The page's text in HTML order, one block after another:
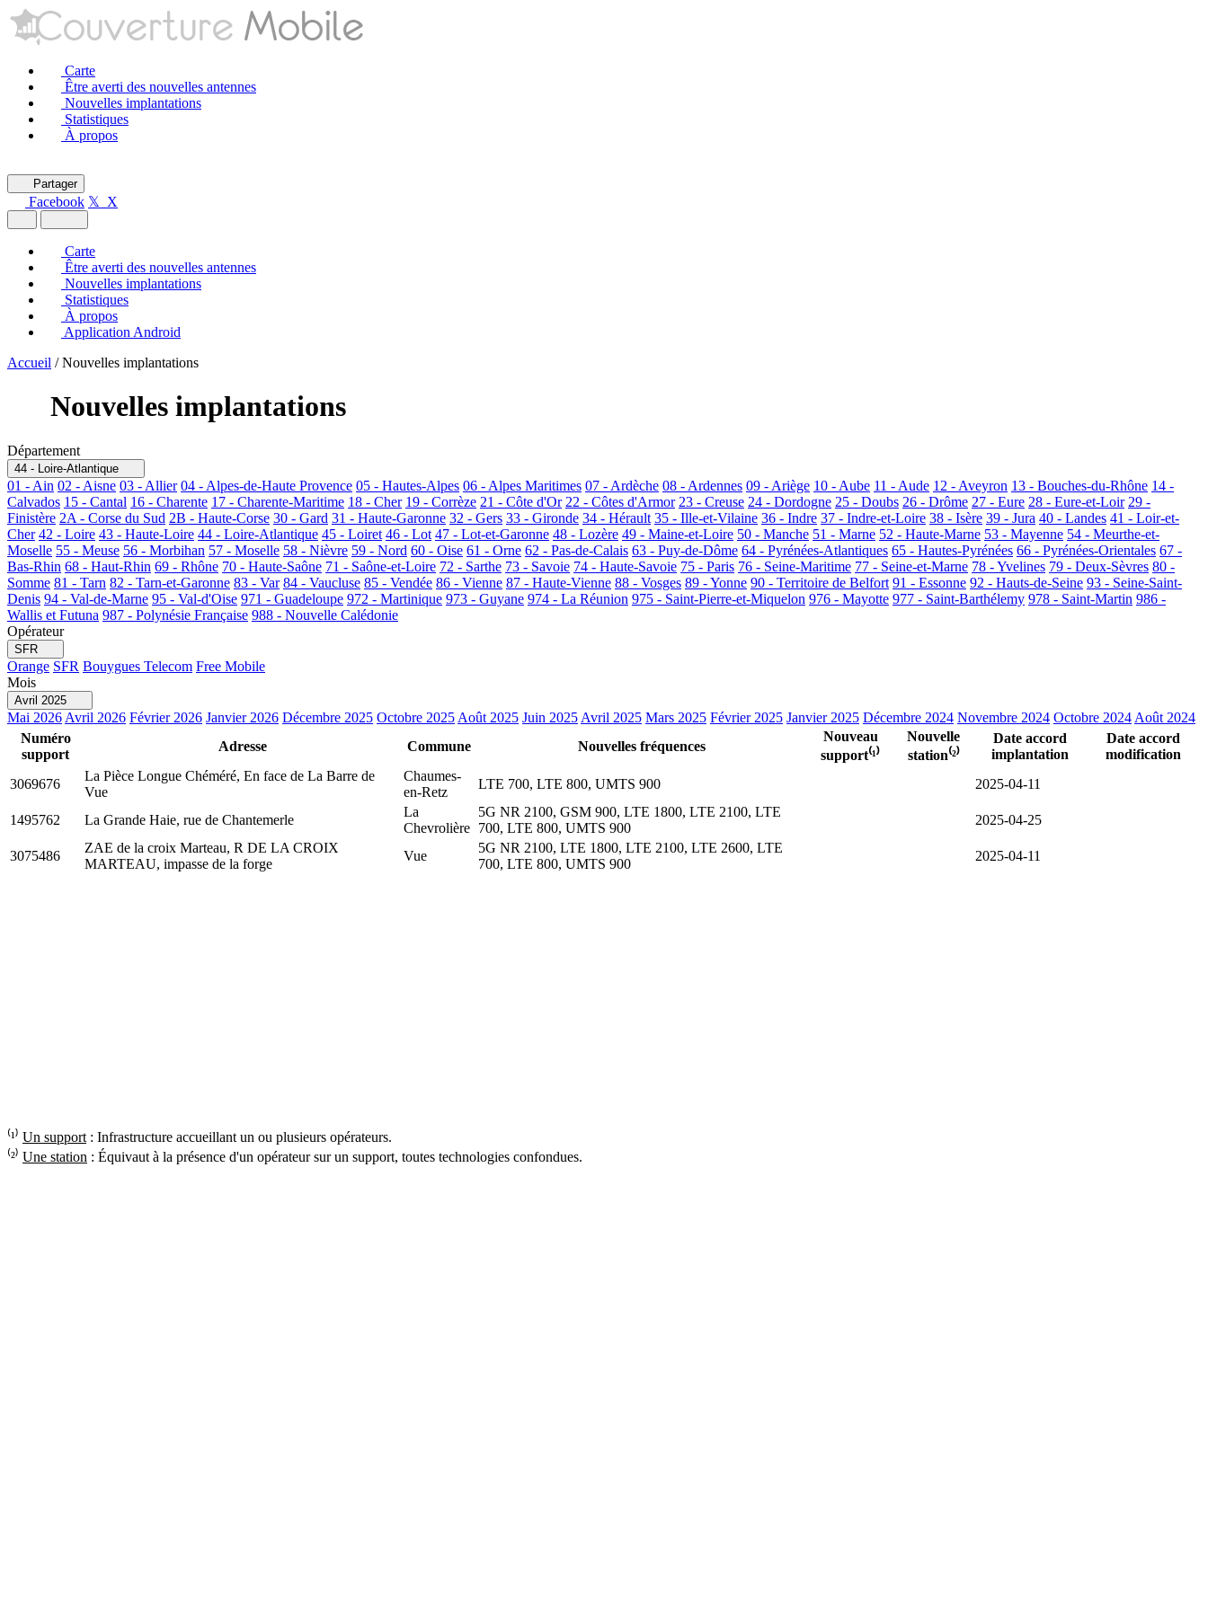
Carte
Être averti des nouvelles antennes
Nouvelles implantations
Statistiques
À propos
Partager
Facebook 𝕏 X
Carte
Être averti des nouvelles antennes
Nouvelles implantations
Statistiques
À propos
Application Android
Accueil / Nouvelles implantations
Nouvelles implantations
Département
44 - Loire-Atlantique
01 - Ain 02 - Aisne 03 - Allier 04 - Alpes-de-Haute Provence 05 - Hautes-Alpes 06 - Alpes Maritimes 07 - Ardèche 08 - Ardennes 09 - Ariège 10 - Aube 11 - Aude 12 - Aveyron 13 - Bouches-du-Rhône 14 -
Calvados 15 - Cantal 16 - Charente 17 - Charente-Maritime 18 - Cher 19 - Corrèze 21 - Côte d'Or 22 - Côtes d'Armor 23 - Creuse 24 - Dordogne 25 - Doubs 26 - Drôme 27 - Eure 28 - Eure-et-Loir 29 -
Finistère 2A - Corse du Sud 2B - Haute-Corse 30 - Gard 31 - Haute-Garonne 32 - Gers 33 - Gironde 34 - Hérault 35 - Ille-et-Vilaine 36 - Indre 37 - Indre-et-Loire 38 - Isère 39 - Jura 40 - Landes 41 - Loir-et-
Cher 42 - Loire 43 - Haute-Loire 44 - Loire-Atlantique 45 - Loiret 46 - Lot 47 - Lot-et-Garonne 48 - Lozère 49 - Maine-et-Loire 50 - Manche 51 - Marne 52 - Haute-Marne 53 - Mayenne 54 - Meurthe-et-
Moselle 55 - Meuse 56 - Morbihan 57 - Moselle 58 - Nièvre 59 - Nord 60 - Oise 61 - Orne 62 - Pas-de-Calais 63 - Puy-de-Dôme 64 - Pyrénées-Atlantiques 65 - Hautes-Pyrénées 66 - Pyrénées-Orientales 67 -
Bas-Rhin 68 - Haut-Rhin 69 - Rhône 70 - Haute-Saône 71 - Saône-et-Loire 72 - Sarthe 73 - Savoie 74 - Haute-Savoie 75 - Paris 76 - Seine-Maritime 77 - Seine-et-Marne 78 - Yvelines 79 - Deux-Sèvres 80 -
Somme 81 - Tarn 82 - Tarn-et-Garonne 83 - Var 84 - Vaucluse 85 - Vendée 86 - Vienne 87 - Haute-Vienne 88 - Vosges 89 - Yonne 90 - Territoire de Belfort 91 - Essonne 92 - Hauts-de-Seine 93 - Seine-Saint-
Denis 94 - Val-de-Marne 95 - Val-d'Oise 971 - Guadeloupe 972 - Martinique 973 - Guyane 974 - La Réunion 975 - Saint-Pierre-et-Miquelon 976 - Mayotte 977 - Saint-Barthélemy 978 - Saint-Martin 986 -
Wallis et Futuna 987 - Polynésie Française 988 - Nouvelle Calédonie
Opérateur
SFR
Orange SFR Bouygues Telecom Free Mobile
Mois
Avril 2025
Mai 2026 Avril 2026 Février 2026 Janvier 2026 Décembre 2025 Octobre 2025 Août 2025 Juin 2025 Avril 2025 Mars 2025 Février 2025 Janvier 2025 Décembre 2024 Novembre 2024 Octobre 2024 Août 2024
Numéro
support
Adresse Commune Nouvelles fréquences
Nouveau
support⁽¹⁾
Nouvelle
station⁽²⁾
Date accord
implantation
Date accord
modification
3069676
La Pièce Longue Chéméré, En face de La Barre de
Vue
Chaumes-
en-Retz
LTE 700, LTE 800, UMTS 900 2025-04-11
1495762 La Grande Haie, rue de Chantemerle
La
Chevrolière
5G NR 2100, GSM 900, LTE 1800, LTE 2100, LTE
700, LTE 800, UMTS 900
2025-04-25
3075486
ZAE de la croix Marteau, R DE LA CROIX
MARTEAU, impasse de la forge
Vue
5G NR 2100, LTE 1800, LTE 2100, LTE 2600, LTE
700, LTE 800, UMTS 900
2025-04-11
⁽¹⁾ Un support : Infrastructure accueillant un ou plusieurs opérateurs.
⁽²⁾ Une station : Équivaut à la présence d'un opérateur sur un support, toutes technologies confondues.